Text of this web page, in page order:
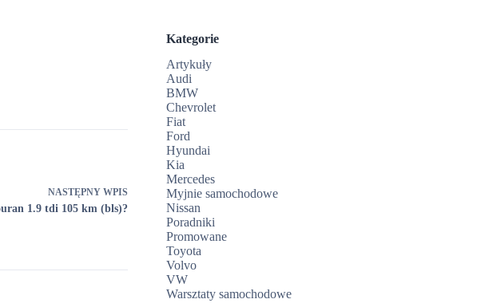
NASTĘPNY WPIS
1.9 tdi 105 km (bls)?
Kategorie
Artykuły
Audi
BMW
Chevrolet
Fiat
Ford
Hyundai
Kia
Mercedes
Myjnie samochodowe
Nissan
Poradniki
Promowane
Toyota
Volvo
VW
Warsztaty samochodowe